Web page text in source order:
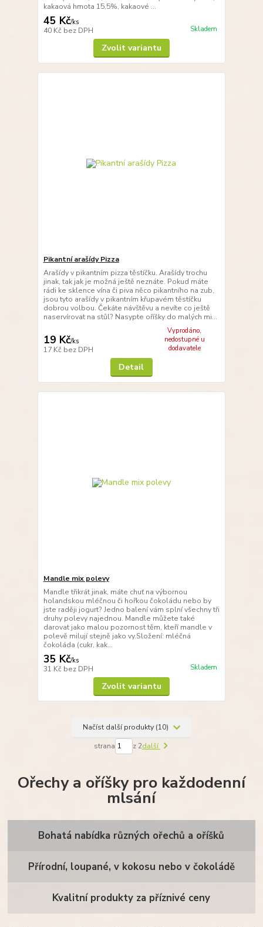
kakaová hmota 15,5%, kakaové ...
45 Kč/ks
40 Kč bez DPH Skladem
Zvolit variantu
Pikantní arašídy Pizza
Arašídy v pikantním pizza těstíčku. Arašídy trochu
jinak, tak jak je možná ještě neznáte. Pokud máte
rádi ke sklence vína či piva něco pikantního na zub,
jsou tyto arašídy v pikantním křupavém těstíčku
dobrou volbou. Čekáte návštěvu a nevíte co ještě
naservírovat na stůl? Nasypte oříšky do malých mi...
19 Kč/ks
17 Kč bez DPH
Vyprodáno,
nedostupné u
dodavatele
Detail
Mandle mix polevy
Mandle třikrát jinak, máte chuť na výbornou
holandskou mléčnou či hořkou čokoládu nebo by
jste raději jogurt? Jedno balení vám splní všechny tři
druhy polevy najednou. Mandle můžete také
darovat jako malou pozornost těm, kteří mandle v
polevě milují stejně jako vy.Složení: mléčná
čokoláda (cukr, kak...
35 Kč/ks
31 Kč bez DPH Skladem
Zvolit variantu
Načíst další produkty (10)
strana z 2další
Ořechy a oříšky pro každodenní
mlsání
Bohatá nabídka různých ořechů a oříšků
Přírodní, loupané, v kokosu nebo v čokoládě
Kvalitní produkty za příznivé ceny